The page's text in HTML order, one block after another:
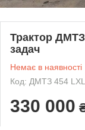
Трактор
задач
Немає в наявності
Код: ДМТЗ 454 LXL
330 000